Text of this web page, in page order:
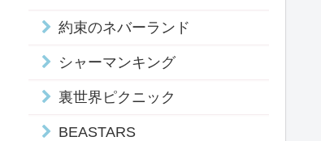
約束のネバーランド
シャーマンキング
裏世界ピクニック
BEASTARS